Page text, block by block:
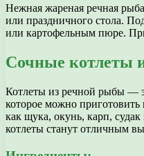
Нежная жареная речная
или праздничного стола.
или картофельным пюре.
Сочные котлеты
Котлеты из речной рыбы —
которое можно
как щука, окунь, карп,
котлеты станут отличным